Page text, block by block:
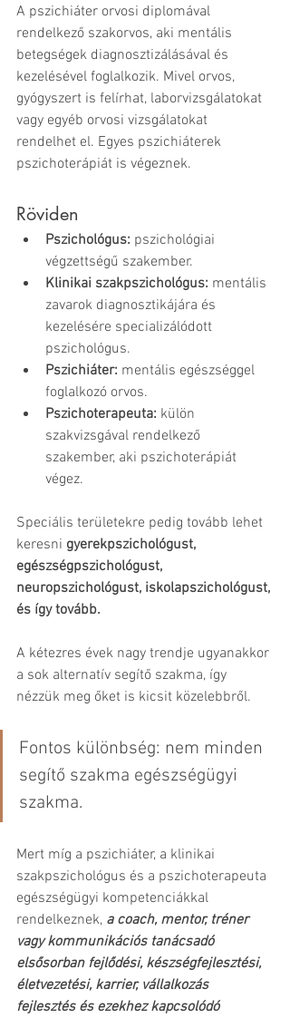
A pszichiáter orvosi diplomával
rendelkező szakorvos, aki mentális
betegségek diagnosztizálásával és
kezelésével foglalkozik. Mivel orvos,
gyógyszert is felírhat, laborvizsgálatokat
vagy egyéb orvosi vizsgálatokat
rendelhet el. Egyes pszichiáterek
pszichoterápiát is végeznek.
Röviden
Pszichológus: pszichológiai
végzettségű szakember.
Klinikai szakpszichológus: mentális
zavarok diagnosztikájára és
kezelésére specializálódott
pszichológus.
Pszichiáter: mentális egészséggel
foglalkozó orvos.
Pszichoterapeuta: külön
szakvizsgával rendelkező
szakember, aki pszichoterápiát
végez.
Speciális területekre pedig tovább lehet
keresni gyerekpszichológust,
egészségpszichológust,
neuropszichológust, iskolapszichológust,
és így tovább.
A kétezres évek nagy trendje ugyanakkor
a sok alternatív segítő szakma, így
nézzük meg őket is kicsit közelebbről.
Fontos különbség: nem minden
segítő szakma egészségügyi
szakma.
Mert míg a pszichiáter, a klinikai
szakpszichológus és a pszichoterapeuta
egészségügyi kompetenciákkal
rendelkeznek, a coach, mentor, tréner
vagy kommunikációs tanácsadó
elsősorban fejlődési, készségfejlesztési,
életvezetési, karrier, vállalkozás
fejlesztés és ezekhez kapcsolódó